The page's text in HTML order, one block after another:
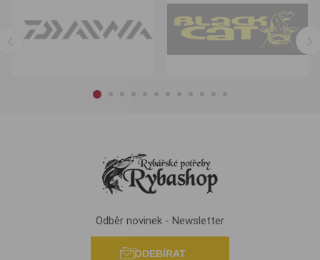
Odběr novinek - Newsletter
ODEBÍRAT